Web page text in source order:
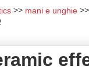
mani e unghie